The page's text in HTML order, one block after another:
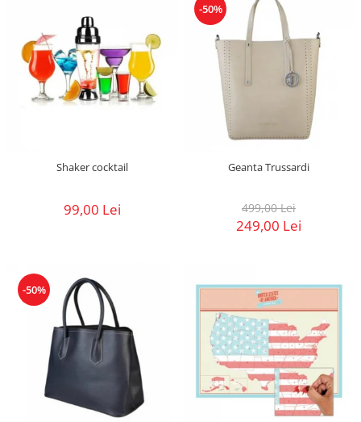
Shaker cocktail
99,00 Lei
-50%
Geanta Trussardi
499,00 Lei
249,00 Lei
-50%